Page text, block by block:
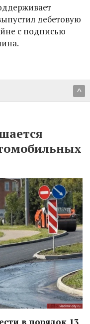
дебетовую
с подписью
^
в порядок 13